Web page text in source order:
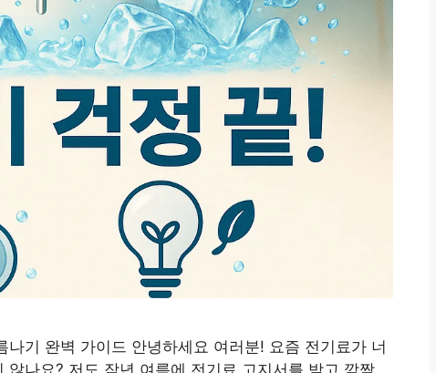
기 완벽 가이드 안녕하세요 여러분! 요즘 전기료가 너